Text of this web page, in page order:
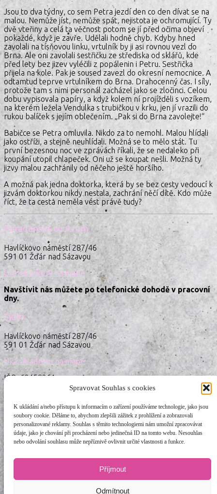
Spravovat Souhlas s cookies
K ukládání a/nebo přístupu k informacím o zařízení používáme technologie, jako jsou
soubory cookie. Děláme to, abychom zlepšili zážitek z prohlížení a zobrazovali
personalizované reklamy. Souhlas s těmito technologiemi nám umožní zpracovávat
údaje, jako je chování při procházení nebo jedinečná ID na tomto webu. Nesouhlas
nebo odvolání souhlasu může nepříznivě ovlivnit určité vlastnosti a funkce.
Příjmout
Odmítnout
Jsou to dva týdny, co sem Petra jezdí den co den dívat se na
malou. Nemůže jíst, nemůže spát, nejistota je ochromující. Ty
dvě vteřiny a celá ta věčnost potom se jí před očima objeví
pokaždé, když je zavře. Udělali hodně chyb. Kdyby hned
zavolali na tísňovou linku, vrtulník by ji asi rovnou vezl do
Brna. Ale oni zavolali sestřičku ze střediska od sklářů, kde
před lety bez jizev vyléčili z popálenin i Petru. Sestřička
přijela na kole. Pak je soused zavezl do okresní nemocnice. A
odtamtud teprve vrtulníkem do Brna. Drahocenný čas. I síly,
protože tam s nimi personál zacházel jako se zločinci. Celou
dobu vypisovala papíry, a když kolem ní projížděli s vozíkem,
na kterém ležela Vendulka s trubičkou v krku, jen jí vrazili do
rukou balíček s jejím oblečením. „Pak si do Brna zavolejte!“
Babičce se Petra omluvila. Nikdo za to nemohl. Malou hlídali
jako ostříži, a stejně neuhlídali. Možná se to mělo stát. Tu
první bezesnou noc ve zprávách říkali, že se nedaleko při
koupání utopil chlapeček. Oni už se koupat nešli. Možná ty
jizvy malou zachránily od něčeho ještě horšího.
A možná pak jedna doktorka, která by se bez cesty vedoucí k
jizvám doktorkou nikdy nestala, zachrání něčí dítě. Kdo může
říct, že ta cesta neměla vést právě tudy?
Poradenské centrum
Havlíčkovo náměstí 287/46
591 01 Žďár nad Sázavou
Ukázat adresu na mapě
Navštívit nás můžete po telefonické dohodě v pracovní
dny.
Sídlo
Havlíčkovo náměstí 287/46
591 01 Žďár nad Sázavou
Ukázat adresu na mapě
IČO: 62158261
ID schránky: iwdenna
Kontakt
+420 776 259 126
info@popalky.cz
Veřejná sbírka: 94949494/0100